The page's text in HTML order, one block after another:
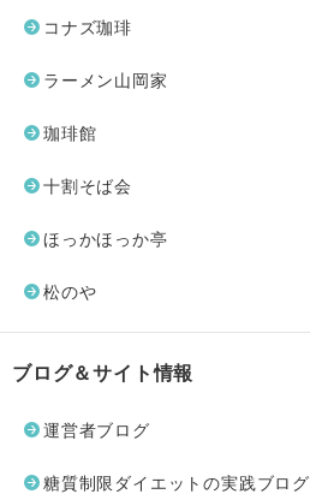
コナズ珈琲
ラーメン山岡家
珈琲館
十割そば会
ほっかほっか亭
松のや
ブログ＆サイト情報
運営者ブログ
糖質制限ダイエットの実践ブログ